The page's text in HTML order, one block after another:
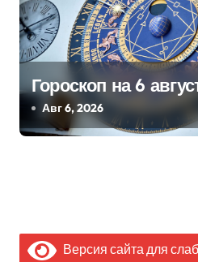
Гороскоп на 6
Авг 6, 2026
Версия сайта для